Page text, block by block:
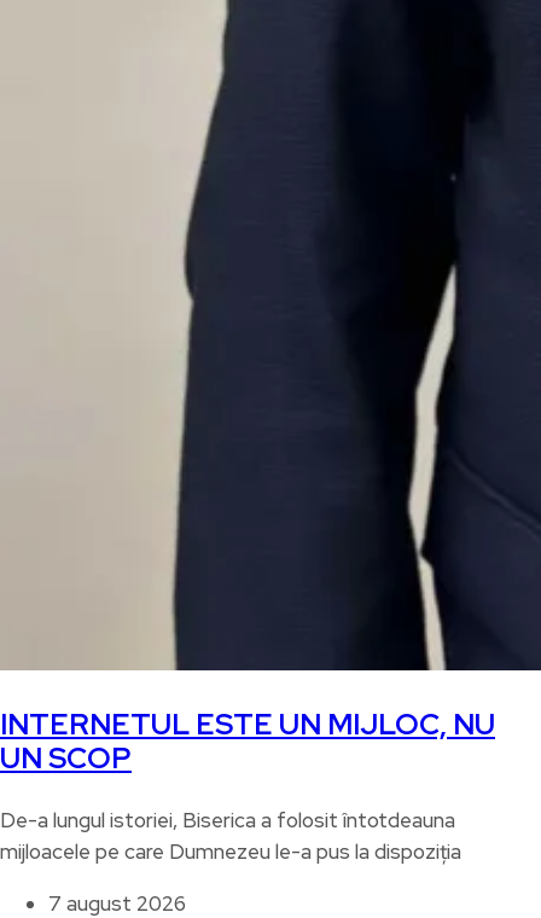
INTERNETUL ESTE UN MIJLOC, NU
UN SCOP
De-a lungul istoriei, Biserica a folosit întotdeauna
mijloacele pe care Dumnezeu le-a pus la dispoziția
7 august 2026